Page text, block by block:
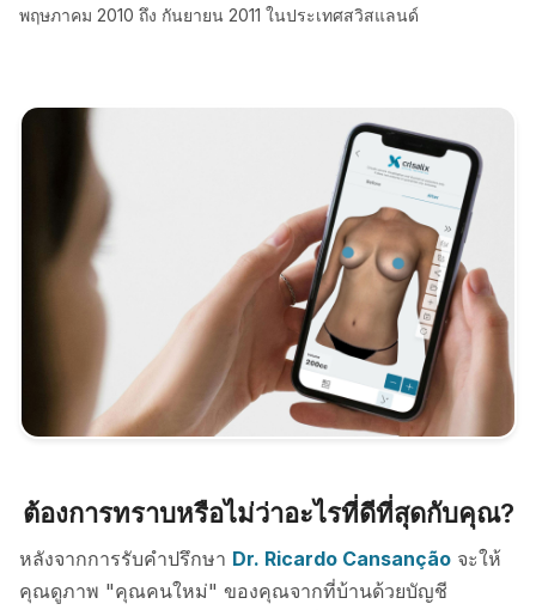
พฤษภาคม 2010 ถึง กันยายน 2011 ในประเทศสวิสแลนด์
ต้องการทราบหรือไม่ว่าอะไรที่ดีที่สุดกับคุณ?
หลังจากการรับคำปรึกษา Dr. Ricardo Cansanção จะให้
คุณดูภาพ "คุณคนใหม่" ของคุณจากที่บ้านด้วยบัญชี